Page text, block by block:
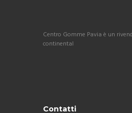
Centro Gomme Pavia è un
continental
Contatti